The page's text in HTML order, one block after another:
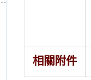
相關附件